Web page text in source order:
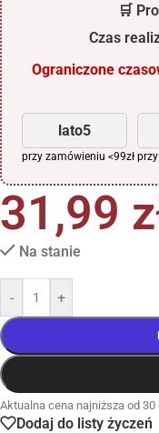
🛒
Czas
Ograniczone
lato5
przy zamówieniu <99zł
31,99
Na stanie
- +
Aktualna cena najniższa od
Dodaj do listy życzeń